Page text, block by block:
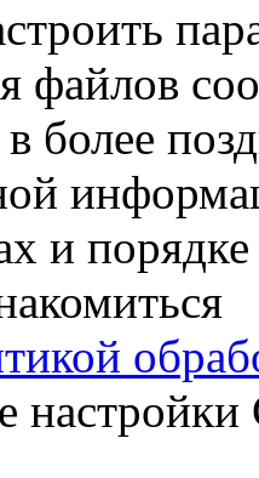
файлов
в более
и
настройки